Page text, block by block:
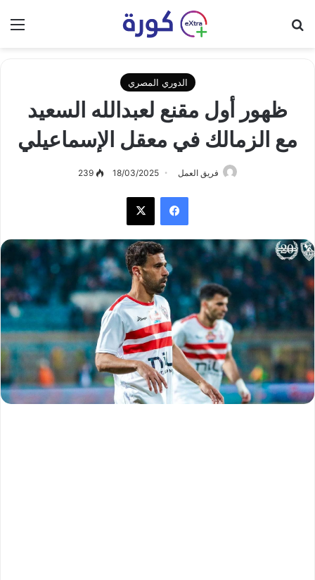
الدوري المصري
ظهور أول مقنع لعبدالله السعيد
مع الزمالك في معقل الإسماعيلي
فريق العمل 18/03/2025
239
فيسبوك